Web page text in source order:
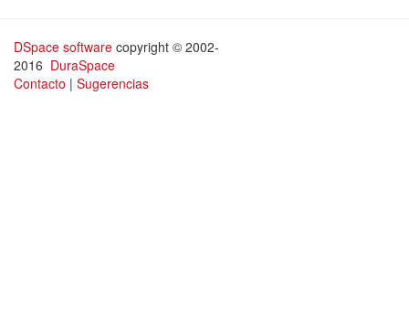
DSpace software copyright © 2002-
2016 DuraSpace
Contacto | Sugerencias